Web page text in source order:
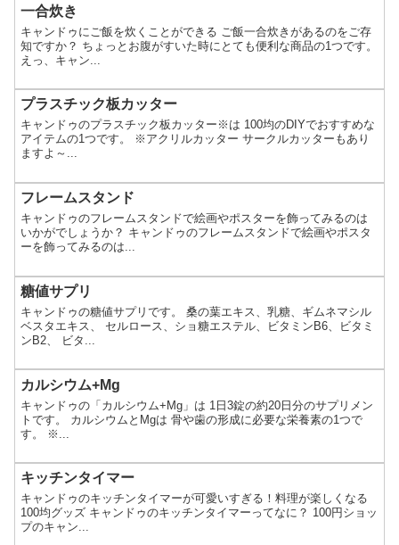
一合炊き
キャンドゥにご飯を炊くことができる ご飯一合炊きがあるのをご存
知ですか？ ちょっとお腹がすいた時にとても便利な商品の1つです。
えっ、キャン...
プラスチック板カッター
キャンドゥのプラスチック板カッター※は 100均のDIYでおすすめな
アイテムの1つです。 ※アクリルカッター サークルカッターもあり
ますよ～...
フレームスタンド
キャンドゥのフレームスタンドで絵画やポスターを飾ってみるのは
いかがでしょうか？ キャンドゥのフレームスタンドで絵画やポスタ
ーを飾ってみるのは...
糖値サプリ
キャンドゥの糖値サプリです。 桑の葉エキス、乳糖、ギムネマシル
ベスタエキス、 セルロース、ショ糖エステル、ビタミンB6、ビタミ
ンB2、 ビタ...
カルシウム+Mg
キャンドゥの「カルシウム+Mg」は 1日3錠の約20日分のサプリメン
トです。 カルシウムとMgは 骨や歯の形成に必要な栄養素の1つで
す。 ※...
キッチンタイマー
キャンドゥのキッチンタイマーが可愛いすぎる！料理が楽しくなる
100均グッズ キャンドゥのキッチンタイマーってなに？ 100円ショッ
プのキャン...